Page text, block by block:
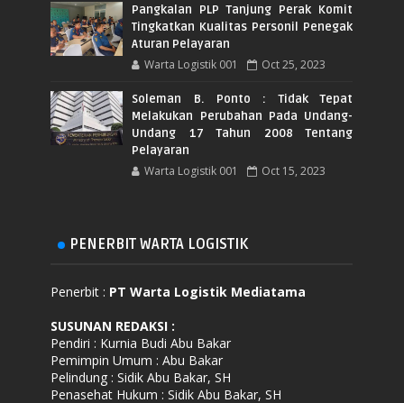
Pangkalan PLP Tanjung Perak Komit
Tingkatkan Kualitas Personil Penegak
Aturan Pelayaran
Warta Logistik 001 Oct 25, 2023
Soleman B. Ponto : Tidak Tepat
Melakukan Perubahan Pada Undang-
Undang 17 Tahun 2008 Tentang
Pelayaran
Warta Logistik 001 Oct 15, 2023
PENERBIT WARTA LOGISTIK
Penerbit : PT Warta Logistik Mediatama
SUSUNAN REDAKSI :
Pendiri : Kurnia Budi Abu Bakar
Pemimpin Umum : Abu Bakar
Pelindung : Sidik Abu Bakar, SH
Penasehat Hukum : Sidik Abu Bakar, SH